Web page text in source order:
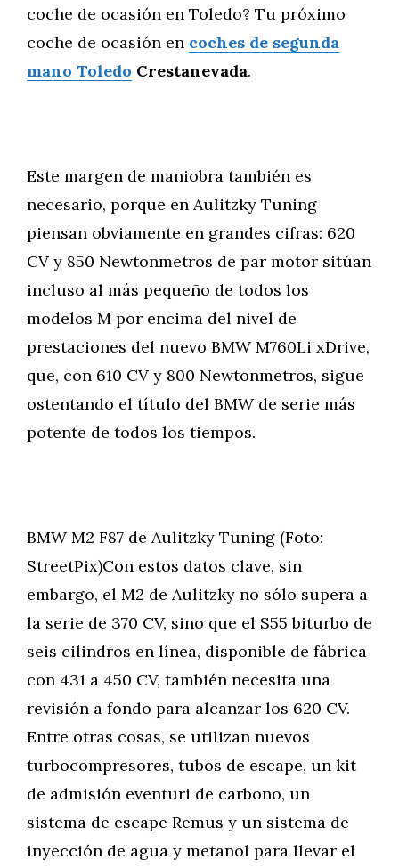
coche de ocasión en Toledo? Tu próximo
coche de ocasión en coches de segunda
mano Toledo Crestanevada.
Este margen de maniobra también es
necesario, porque en Aulitzky Tuning
piensan obviamente en grandes cifras: 620
CV y 850 Newtonmetros de par motor sitúan
incluso al más pequeño de todos los
modelos M por encima del nivel de
prestaciones del nuevo BMW M760Li xDrive,
que, con 610 CV y 800 Newtonmetros, sigue
ostentando el título del BMW de serie más
potente de todos los tiempos.
BMW M2 F87 de Aulitzky Tuning (Foto:
StreetPix)Con estos datos clave, sin
embargo, el M2 de Aulitzky no sólo supera a
la serie de 370 CV, sino que el S55 biturbo de
seis cilindros en línea, disponible de fábrica
con 431 a 450 CV, también necesita una
revisión a fondo para alcanzar los 620 CV.
Entre otras cosas, se utilizan nuevos
turbocompresores, tubos de escape, un kit
de admisión eventuri de carbono, un
sistema de escape Remus y un sistema de
inyección de agua y metanol para llevar el